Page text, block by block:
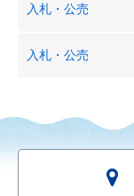
入札・公売
入札・公売